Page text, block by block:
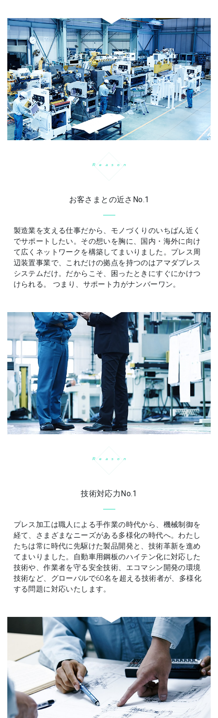
R e a s o n
お客さまとの近さNo.1
製造業を支える仕事だから、モノづくりのいちばん近く
でサポートしたい。その想いを胸に、国内・海外に向け
て広くネットワークを構築してまいりました。プレス周
辺装置事業で、これだけの拠点を持つのはアマダプレス
システムだけ。だからこそ、困ったときにすぐにかけつ
けられる。 つまり、サポート力がナンバーワン。
R e a s o n
技術対応力No.1
プレス加工は職人による手作業の時代から、機械制御を
経て、さまざまなニーズがある多様化の時代へ。わたし
たちは常に時代に先駆けた製品開発と、技術革新を進め
てまいりました。自動車用鋼板のハイテン化に対応した
技術や、作業者を守る安全技術、エコマシン開発の環境
技術など、グローバルで60名を超える技術者が、多様化
する問題に対応いたします。